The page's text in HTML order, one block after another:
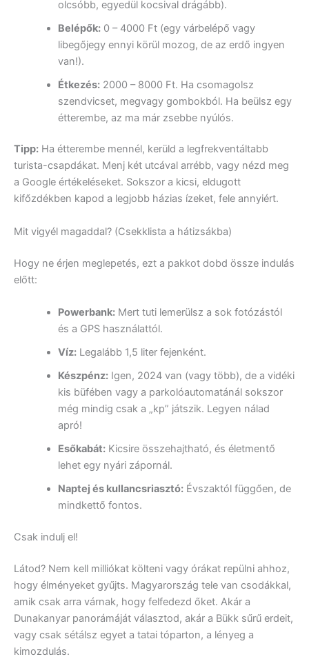
olcsóbb, egyedül kocsival drágább).
Belépők:0 – 4000 Ft (egy várbelépő vagy
libegőjegy ennyi körül mozog, de az erdő ingyen
van!).
Étkezés:2000 – 8000 Ft. Ha csomagolsz
szendvicset, megvagy gombokból. Ha beülsz egy
étterembe, az ma már zsebbe nyúlós.
Tipp: Ha étterembe mennél, kerüld a legfrekventáltabb
turista-csapdákat. Menj két utcával arrébb, vagy nézd meg
a Google értékeléseket. Sokszor a kicsi, eldugott
kifőzdékben kapod a legjobb házias ízeket, fele annyiért.
Mit vigyél magaddal? (Csekklista a hátizsákba)
Hogy ne érjen meglepetés, ezt a pakkot dobd össze indulás
előtt:
Powerbank:Mert tuti lemerülsz a sok fotózástól
és a GPS használattól.
Víz:Legalább 1,5 liter fejenként.
Készpénz:Igen, 2024 van (vagy több), de a vidéki
kis büfében vagy a parkolóautomatánál sokszor
még mindig csak a „kp” játszik. Legyen nálad
apró!
Esőkabát:Kicsire összehajtható, és életmentő
lehet egy nyári zápornál.
Naptej és kullancsriasztó:Évszaktól függően, de
mindkettő fontos.
Csak indulj el!
Látod? Nem kell milliókat költeni vagy órákat repülni ahhoz,
hogy élményeket gyűjts. Magyarország tele van csodákkal,
amik csak arra várnak, hogy felfedezd őket. Akár a
Dunakanyar panorámáját választod, akár a Bükk sűrű erdeit,
vagy csak sétálsz egyet a tatai tóparton, a lényeg a
kimozdulás.